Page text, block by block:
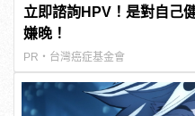
立即諮詢HPV！是對自己
嫌晚！
PR・台灣癌症基金會